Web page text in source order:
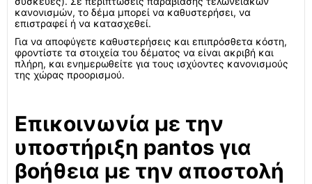
κανονισμών, το δέμα μπορεί να καθυστερήσει, να
επιστραφεί ή να κατασχεθεί.
Για να αποφύγετε καθυστερήσεις και επιπρόσθετα κόστη,
φροντίστε τα στοιχεία του δέματος να είναι ακριβή και
πλήρη, και ενημερωθείτε για τους ισχύοντες κανονισμούς
της χώρας προορισμού.
Επικοινωνία με την
υποστήριξη pantos για
βοήθεια με την αποστολή